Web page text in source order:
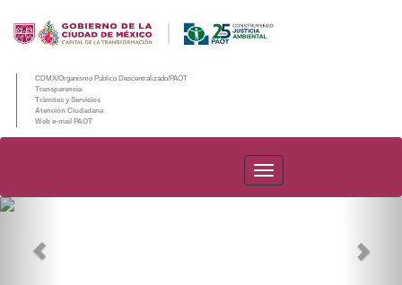
CDMX/Organismo Público Descentralizado/PAOT
Transparencia
Trámites y Servicios
Atención Ciudadana
Web e-mail PAOT
PAOT